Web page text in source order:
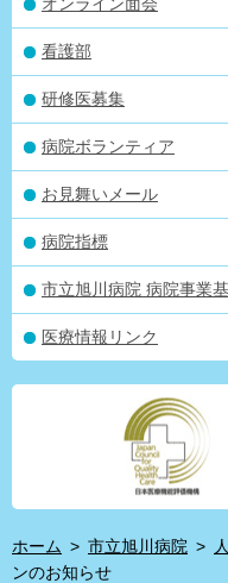
看護部
研修医募集
病院ボランティア
お見舞いメール
病院指標
市立旭川病院 病院事業
医療情報リンク
ホーム > 市立旭川病院 >
ンのお知らせ ～